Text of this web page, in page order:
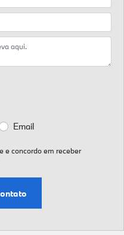
Email
e concordo em receber